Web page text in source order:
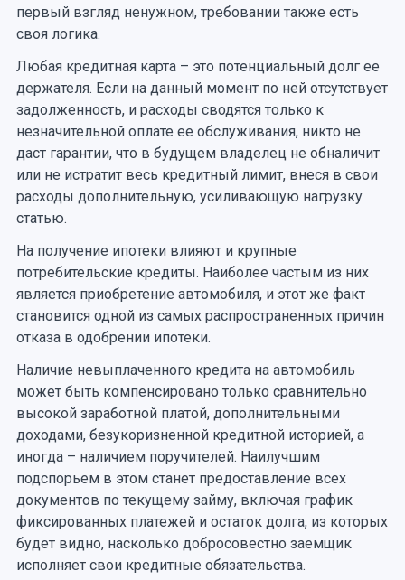
первый взгляд ненужном, требовании также есть
своя логика.
Любая кредитная карта – это потенциальный долг ее
держателя. Если на данный момент по ней отсутствует
задолженность, и расходы сводятся только к
незначительной оплате ее обслуживания, никто не
даст гарантии, что в будущем владелец не обналичит
или не истратит весь кредитный лимит, внеся в свои
расходы дополнительную, усиливающую нагрузку
статью.
На получение ипотеки влияют и крупные
потребительские кредиты. Наиболее частым из них
является приобретение автомобиля, и этот же факт
становится одной из самых распространенных причин
отказа в одобрении ипотеки.
Наличие невыплаченного кредита на автомобиль
может быть компенсировано только сравнительно
высокой заработной платой, дополнительными
доходами, безукоризненной кредитной историей, а
иногда – наличием поручителей. Наилучшим
подспорьем в этом станет предоставление всех
документов по текущему займу, включая график
фиксированных платежей и остаток долга, из которых
будет видно, насколько добросовестно заемщик
исполняет свои кредитные обязательства.